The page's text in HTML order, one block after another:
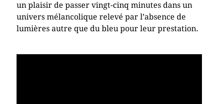
un plaisir de passer vingt-cinq minutes dans un
univers mélancolique relevé par l’absence de
lumières autre que du bleu pour leur prestation.